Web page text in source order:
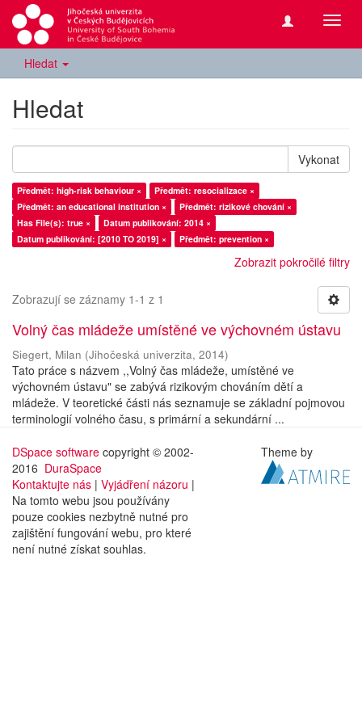
Hledat
Hledat
Vykonat
Předmět: high-risk behaviour ×
Předmět: resocializace ×
Předmět: an educational institution ×
Předmět: rizikové chování ×
Has File(s): true ×
Datum publikování: 2014 ×
Datum publikování: [2010 TO 2019] ×
Předmět: prevention ×
Zobrazit pokročilé filtry
Zobrazují se záznamy 1-1 z 1
Volný čas mládeže umístěné ve výchovném ústavu
Siegert, Milan (Jihočeská univerzita, 2014)
Tato práce s názvem ,,Volný čas mládeže, umístěné ve
výchovném ústavu" se zabývá rizikovým chováním dětí a
mládeže. V teoretické části nás seznamuje se základní pojmovou
terminologií volného času, s primární a sekundární ...
DSpace software copyright © 2002-
2016 DuraSpace
Kontaktujte nás | Vyjádření názoru |
Na tomto webu jsou používány
pouze cookies nezbytně nutné pro
zajištění fungování webu, pro které
není nutné získat souhlas.
Theme by